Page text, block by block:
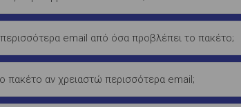
email από όσα προβλέπει το πακέτο;
αν χρειαστώ περισσότερα email;